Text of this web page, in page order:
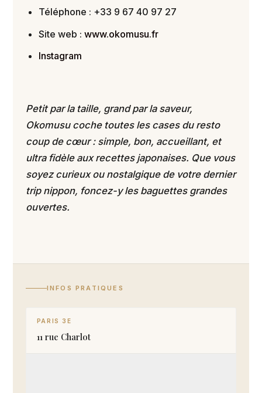
Téléphone : +33 9 67 40 97 27
Site web :www.okomusu.fr
Instagram
Petit par la taille, grand par la saveur,
Okomusu coche toutes les cases du resto
coup de cœur : simple, bon, accueillant, et
ultra fidèle aux recettes japonaises. Que vous
soyez curieux ou nostalgique de votre dernier
trip nippon, foncez-y les baguettes grandes
ouvertes.
INFOS PRATIQUES
PARIS 3E
11 rue Charlot